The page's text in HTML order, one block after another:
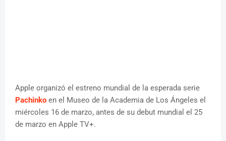
Apple organizó el estreno mundial de la esperada serie
Pachinko en el Museo de la Academia de Los Ángeles el
miércoles 16 de marzo, antes de su debut mundial el 25
de marzo en Apple TV+.